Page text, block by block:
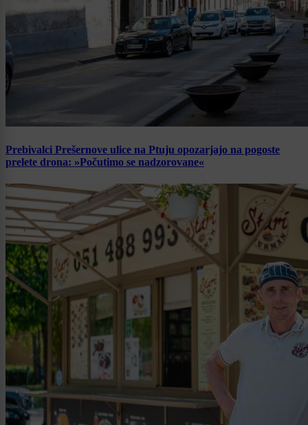
Prebivalci Prešernove ulice na Ptuju opozarjajo na pogoste
prelete drona: »Počutimo se nadzorovane«